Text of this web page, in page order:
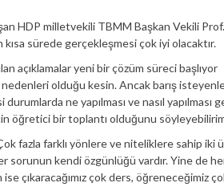
HDP milletvekili TBMM Başkan Vekili
kısa sürede gerçekleşmesi çok iyi olacaktır.
açıklamalar yeni bir çözüm süreci başlıyor
nedenleri olduğu kesin. Ancak barış
ne yapılması ve nasıl yapılması
öğretici bir toplantı olduğunu
fazla farklı yönlere ve niteliklere sahip iki
sorunun kendi özgünlüğü vardır. Yine de
çıkaracağımız çok ders, öğreneceğimiz